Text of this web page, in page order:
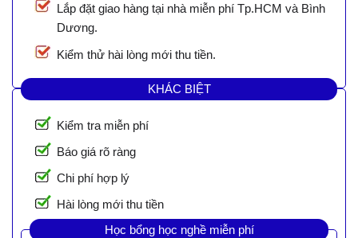
Lắp đặt giao hàng tại nhà miễn phí Tp.HCM và Bình
Dương.
Kiểm thử hài lòng mới thu tiền.
KHÁC BIỆT
Kiểm tra miễn phí
Báo giá rõ ràng
Chi phí hợp lý
Hài lòng mới thu tiền
Học bổng học nghề miễn phí